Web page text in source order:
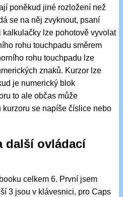
poněkud jiné rozložení než
se na něj zvyknout, psaní
lze pohotově vyvolat
rohu touchpadu směrem
rohu touchpadu lze
znaků. Kurzor lze
je numerický blok
to ale občas může
kurzoru se napíše číslice nebo
další ovládací
celkem 6. První jsem
3 jsou v klávesnici, pro Caps